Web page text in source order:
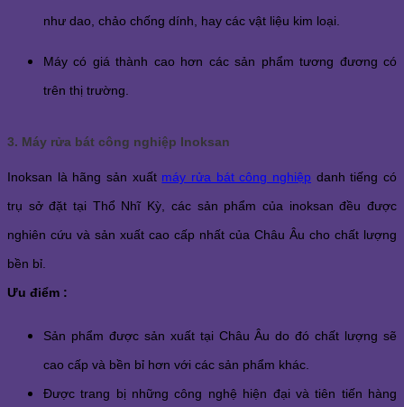
như dao, chảo chống dính, hay các vật liệu kim loại.
Máy có giá thành cao hơn các sản phẩm tương đương có
trên thị trường.
3. Máy rửa bát công nghiệp Inoksan
Inoksan là hãng sản xuất máy rửa bát công nghiệp danh tiếng có
trụ sở đặt tại Thổ Nhĩ Kỳ, các sản phẩm của inoksan đều được
nghiên cứu và sản xuất cao cấp nhất của Châu Âu cho chất lượng
bền bỉ.
Ưu điểm :
Sản phẩm được sản xuất tại Châu Âu do đó chất lượng sẽ
cao cấp và bền bỉ hơn với các sản phẩm khác.
Được trang bị những công nghệ hiện đại và tiên tiến hàng